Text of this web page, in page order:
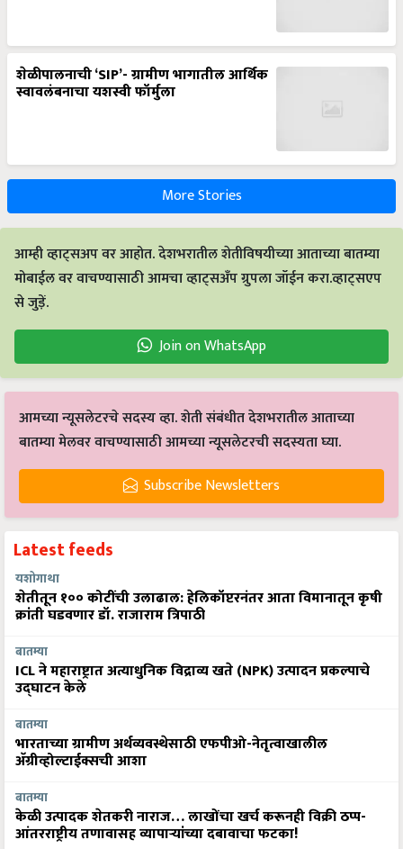
शेळीपालनाची ‘SIP’- ग्रामीण भागातील आर्थिक
स्वावलंबनाचा यशस्वी फॉर्मुला
More Stories
आम्ही व्हाट्सअप वर आहोत. देशभरातील शेतीविषयीच्या आताच्या बातम्या
मोबाईल वर वाचण्यासाठी आमचा व्हाट्सअँप ग्रुपला जॉईन करा.व्हाट्सएप
से जुड़ें.
Join on WhatsApp
आमच्या न्यूसलेटरचे सदस्य व्हा. शेती संबंधीत देशभरातील आताच्या
बातम्या मेलवर वाचण्यासाठी आमच्या न्यूसलेटरची सदस्यता घ्या.
Subscribe Newsletters
Latest feeds
यशोगाथा
शेतीतून १०० कोटींची उलाढाल: हेलिकॉप्टरनंतर आता विमानातून कृषी
क्रांती घडवणार डॉ. राजाराम त्रिपाठी
बातम्या
ICL ने महाराष्ट्रात अत्याधुनिक विद्राव्य खते (NPK) उत्पादन प्रकल्पाचे
उद्घाटन केले
बातम्या
भारताच्या ग्रामीण अर्थव्यवस्थेसाठी एफपीओ-नेतृत्वाखालील
अ‍ॅग्रीव्होल्टाईक्सची आशा
बातम्या
केळी उत्पादक शेतकरी नाराज… लाखोंचा खर्च करूनही विक्री ठप्प-
आंतरराष्ट्रीय तणावासह व्यापाऱ्यांच्या दबावाचा फटका!